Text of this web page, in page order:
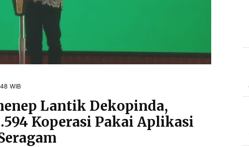
WIB
Lantik Dekopinda,
Koperasi Pakai Aplikasi